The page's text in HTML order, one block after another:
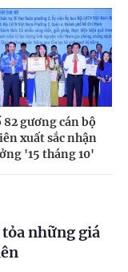
82 gương cán bộ
xuất sắc nhận
'15 tháng 10'
những giá